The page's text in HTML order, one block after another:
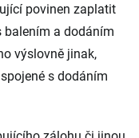
povinen zaplatit
balením a dodáním
výslovně jinak,
s dodáním